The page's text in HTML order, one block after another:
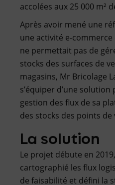
accolées aux 25 000 m²
Après avoir mené une
une activité e-commerce
ne permettait pas de
stocks des surfaces de
magasins, Mr Bricolage
s’équiper d’une
gestion des flux de sa
des stocks des points de
La solution
Le projet débute en
cartographié les flux
de faisabilité et défini la